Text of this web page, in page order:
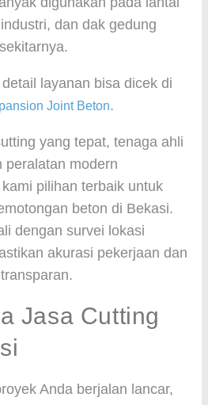
dan dak gedung
layanan bisa dicek di
Joint Beton.
yang tepat, tenaga ahli
peralatan modern
pilihan terbaik untuk
beton di Bekasi.
dengan survei lokasi
akurasi pekerjaan dan
Jasa Cutting
Anda berjalan lancar,